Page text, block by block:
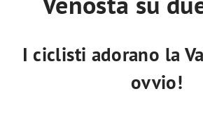
I ciclisti adorano la
ovvio!